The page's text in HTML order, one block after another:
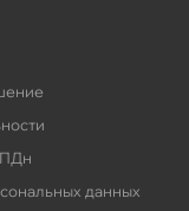
ПДн
данных